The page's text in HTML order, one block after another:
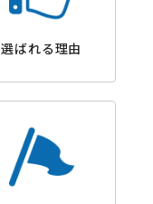
選ばれる理由